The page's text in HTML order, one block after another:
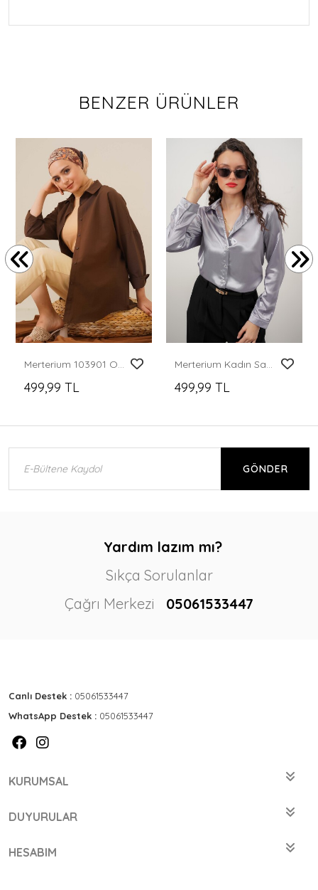
BENZER ÜRÜNLER
Merterium 103901 Oversize Basic Tesettür Gömlek - Kahverengi
499,99 TL
Merterium Kadın Saten Gömlek Geniş Beden Aralığı - Gri
499,99 TL
GÖNDER
Yardım lazım mı?
Sıkça Sorulanlar
Çağrı Merkezi
05061533447
Canlı Destek : 05061533447
WhatsApp Destek : 05061533447
KURUMSAL
DUYURULAR
HESABIM